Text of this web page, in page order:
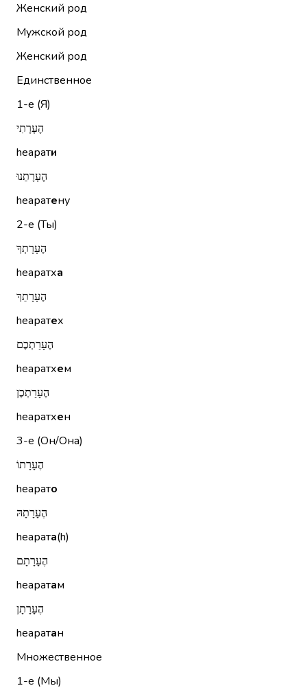
Женский род
Мужской род
Женский род
Единственное
1-е (Я)
הֶעָרָתִי
hеарати
הֶעָרָתֵנוּ
hеаратену
2-е (Ты)
הֶעָרָתְךָ
hеаратха
הֶעָרָתֵךְ
hеаратех
הֶעָרַתְכֶם
hеаратхем
הֶעָרַתְכֶן
hеаратхен
3-е (Он/Она)
הֶעָרָתוֹ
hеарато
הֶעָרָתָהּ
hеарата(h)
הֶעָרָתָם
hеаратам
הֶעָרָתָן
hеаратан
Множественное
1-е (Мы)